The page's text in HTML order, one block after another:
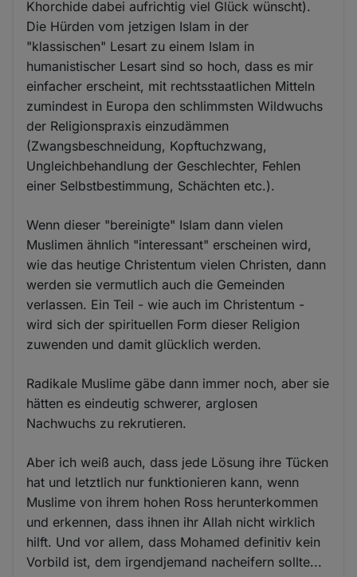
Khorchide dabei aufrichtig viel Glück wünscht).
Die Hürden vom jetzigen Islam in der
"klassischen" Lesart zu einem Islam in
humanistischer Lesart sind so hoch, dass es mir
einfacher erscheint, mit rechtsstaatlichen Mitteln
zumindest in Europa den schlimmsten Wildwuchs
der Religionspraxis einzudämmen
(Zwangsbeschneidung, Kopftuchzwang,
Ungleichbehandlung der Geschlechter, Fehlen
einer Selbstbestimmung, Schächten etc.).
Wenn dieser "bereinigte" Islam dann vielen
Muslimen ähnlich "interessant" erscheinen wird,
wie das heutige Christentum vielen Christen, dann
werden sie vermutlich auch die Gemeinden
verlassen. Ein Teil - wie auch im Christentum -
wird sich der spirituellen Form dieser Religion
zuwenden und damit glücklich werden.
Radikale Muslime gäbe dann immer noch, aber sie
hätten es eindeutig schwerer, arglosen
Nachwuchs zu rekrutieren.
Aber ich weiß auch, dass jede Lösung ihre Tücken
hat und letztlich nur funktionieren kann, wenn
Muslime von ihrem hohen Ross herunterkommen
und erkennen, dass ihnen ihr Allah nicht wirklich
hilft. Und vor allem, dass Mohamed definitiv kein
Vorbild ist, dem irgendjemand nacheifern sollte...